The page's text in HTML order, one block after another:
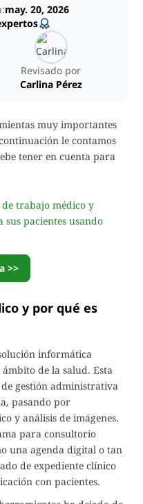
Revisado por
Carlina Pérez
may. 20, 2026
muy importantes
le contamos
tener en cuenta para
trabajo médico y
pacientes usando
>>
y por qué es
informática
de la salud. Esta
gestión administrativa
pasando por
y análisis de imágenes.
para consultorio
una agenda digital o tan
de expediente clínico
con pacientes.